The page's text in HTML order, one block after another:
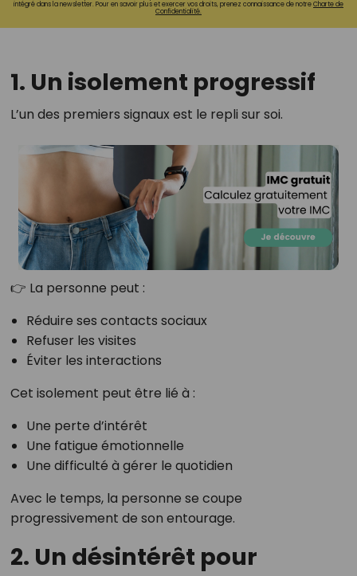
intégré dans la newsletter. Pour en savoir plus et exercer vos droits, prenez connaissance de notreCharte de
Confidentialité.
1. Un isolement progressif
L’un des premiers signaux est le repli sur soi.
👉 La personne peut :
Réduire ses contacts sociaux
Refuser les visites
Éviter les interactions
Cet isolement peut être lié à :
Une perte d’intérêt
Une fatigue émotionnelle
Une difficulté à gérer le quotidien
Avec le temps, la personne se coupe
progressivement de son entourage.
2. Un désintérêt pour